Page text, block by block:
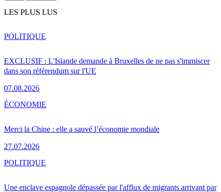
LES PLUS LUS
EXCLUSIF : L'Islande demande à Bruxelles de ne pas s'immiscer
dans son référendum sur l'UE
07.08.2026
POLITIQUE
Merci la Chine : elle a sauvé l’économie mondiale
27.07.2026
ÉCONOMIE
Une enclave espagnole dépassée par l'afflux de migrants arrivant par
POLITIQUE